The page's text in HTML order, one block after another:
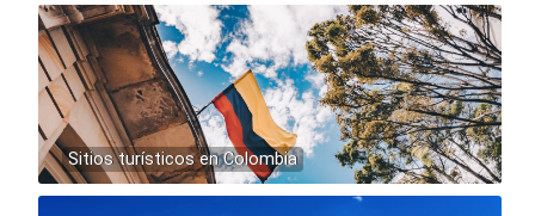
Sitios turísticos en Colombia